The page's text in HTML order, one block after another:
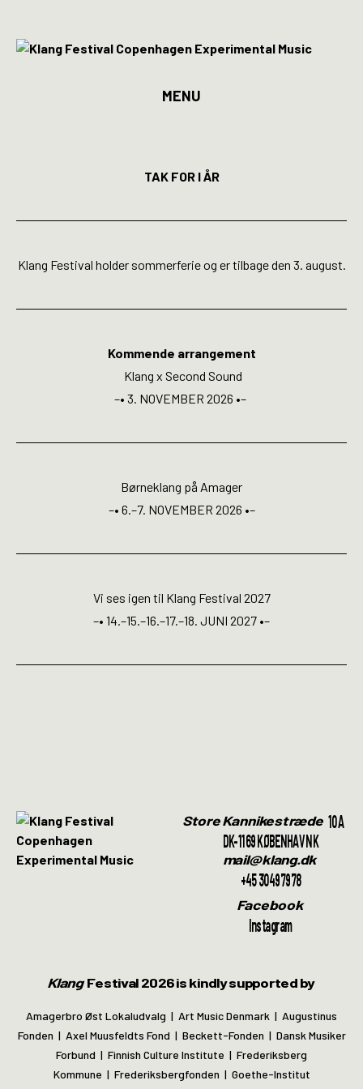
MENU
Billetter
Kunstnere
Spillesteder
INFO
Open Calls
TAK FOR I ÅR
Klang Festival holder sommerferie og er tilbage den 3. august.
Kommende arrangement
Klang x Second Sound
–• 3. NOVEMBER 2026 •–
Børneklang på Amager
–• 6.–7. NOVEMBER 2026 •–
Vi ses igen til Klang Festival 2027
–• 14.–15.–16.–17.–18. JUNI 2027 •–
Store Kannikestræde 10A
DK-1169 KØBENHAVN K
mail@klang.dk
+45 30497978
Facebook
Instagram
KlangFestival 2026 is kindly supported by
Amagerbro Øst Lokaludvalg | Art Music Denmark | Augustinus
Fonden | Axel Muusfeldts Fond | Beckett-Fonden | Dansk Musiker
Forbund | Finnish Culture Institute | Frederiksberg
Kommune | Frederiksbergfonden | Goethe-Institut